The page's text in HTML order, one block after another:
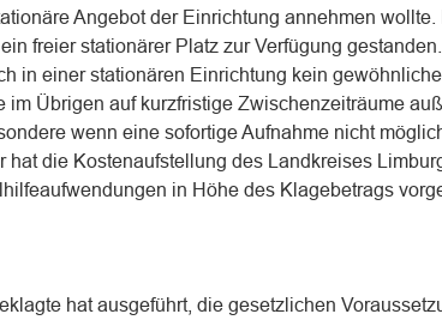
Angebot der Einrichtung annehmen
freier stationärer Platz zur Verfügung
in einer stationären Einrichtung kein
im Übrigen auf kurzfristige Zwischenzeiträume
wenn eine sofortige Aufnahme nicht
hat die Kostenaufstellung des Landkreises
in Höhe des Klagebetrags
hat ausgeführt, die gesetzlichen